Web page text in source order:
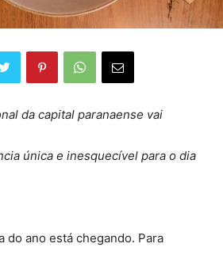
da capital paranaense vai
única e inesquecível para o dia
do ano está chegando. Para